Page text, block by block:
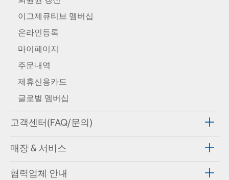
이그제큐티브 멤버십
온라인등록
마이페이지
주문내역
제휴신용카드
글로벌 멤버십
고객센터(FAQ/문의)
매장 & 서비스
협력업체 안내